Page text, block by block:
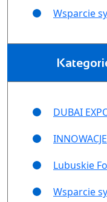
Wsparcie
DUBAI
INNOWACJE
Lubuskie
Wsparcie